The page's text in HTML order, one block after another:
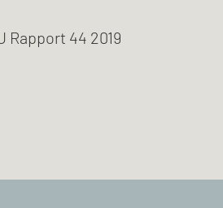
44 2019